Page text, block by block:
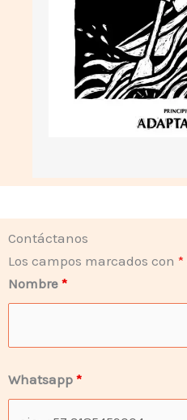
Contáctanos
Los campos marcados con *
Nombre *
Whatsapp *